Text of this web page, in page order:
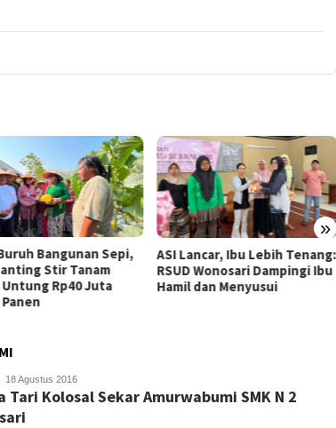
»
Ibu Lebih Tenang:
Dampingi Ibu
Menyusui
Dompet Dhuafa Salurkan 150
Ribu Liter Air Bersih ke
Pelosok Gunungkidul
Kandar
18 Agustus 2016
Tari Kolosal Sekar Amurwabumi SMK N 2